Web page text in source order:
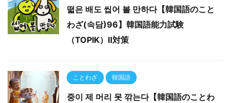
떫은 배도 씹어 볼 만하다【韓国語のこと
わざ(속담)96】韓国語能力試験
（TOPIK）Ⅱ対策
ことわざ 韓国語
중이 제 머리 못 깎는다【韓国語のことわ